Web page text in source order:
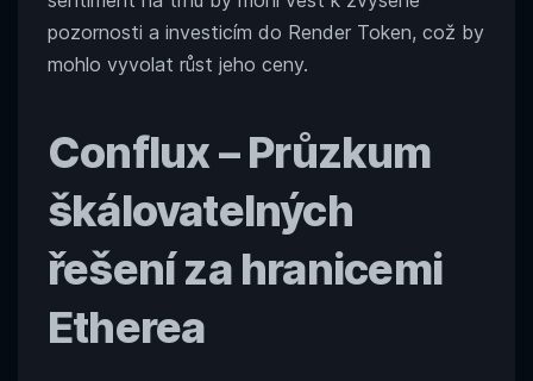
pozornosti a investicím do Render Token, což by
mohlo vyvolat růst jeho ceny.
Conflux– Průzkum
škálovatelných
řešení za hranicemi
Etherea